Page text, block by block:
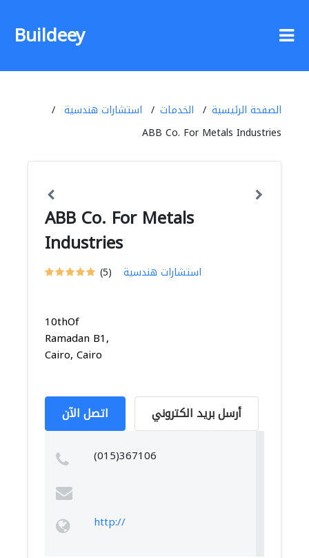
Buildeey
الصفحة الرئيسية الخدمات
استشارات هندسية
ABB Co. For Metals Industries
ABB Co. For Metals
Industries
(5) استشارات هندسية
10thOf
Ramadan B1,
Cairo, Cairo
اتصل الآن أرسل بريد الكتروني
(015)367106
http://